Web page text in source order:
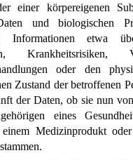
einer körpereigenen
und biologischen
Informationen etwa
Krankheitsrisiken,
oder den
Zustand der betroffenen
der Daten, ob sie nun
eines
einem Medizinprodukt